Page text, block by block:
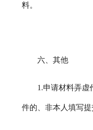
料。
六、其他
1.申请材料弄虚
件的、非本人填写提